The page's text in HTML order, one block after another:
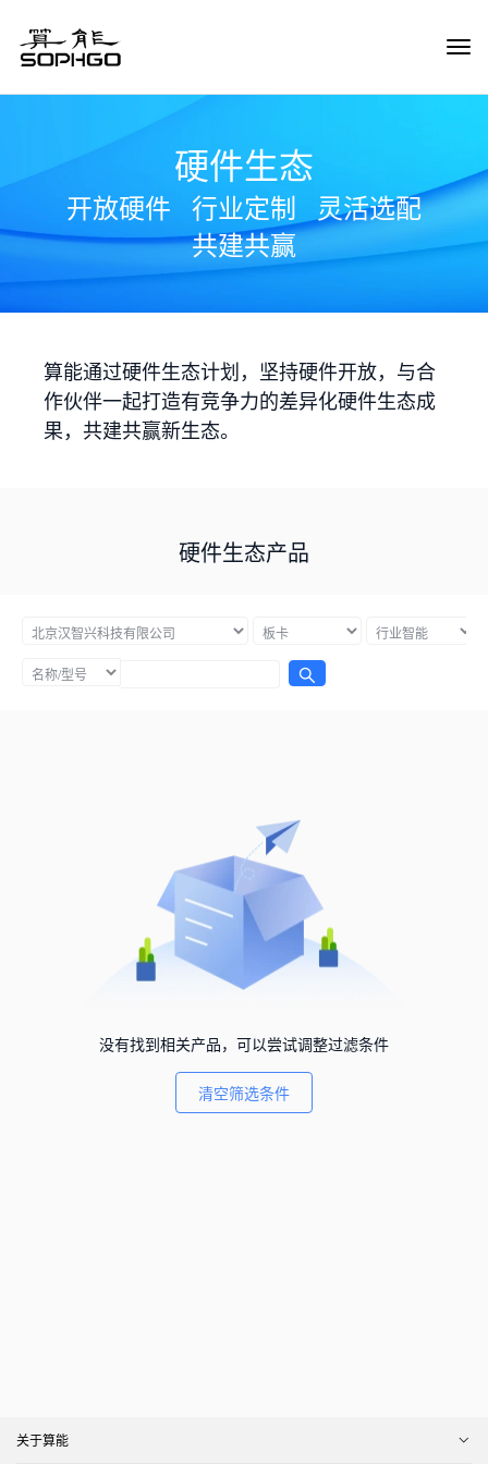
硬件生态
开放硬件 行业定制
灵活选配
共建共赢
算能通过硬件生态计划，坚持硬件开放，与合
作伙伴一起打造有竞争力的差异化硬件生态成
果，共建共赢新生态。
硬件生态产品
没有找到相关产品，可以尝试调整过滤条件
清空筛选条件
关于算能